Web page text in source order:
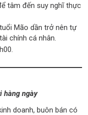
tâm đến suy nghĩ thực
Mão dần trở nên tự
chính cá nhân.
hàng ngày
doanh, buôn bán có